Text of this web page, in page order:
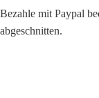
Bezahle mit Paypal
abgeschnitten.